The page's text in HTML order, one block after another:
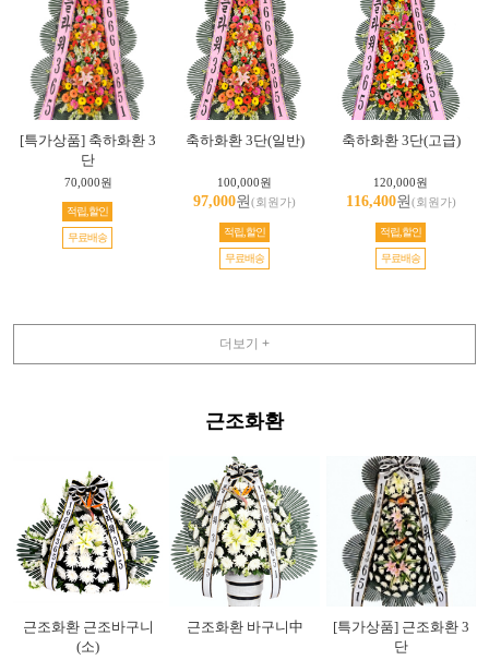
[특가상품] 축하화환 3
단
70,000원
적립,할인
무료배송
축하화환 3단(일반)
100,000원
97,000원(회원가)
적립,할인
무료배송
축하화환 3단(고급)
120,000원
116,400원(회원가)
적립,할인
무료배송
더보기 +
근조화환
근조화환 근조바구니
(소)
근조화환 바구니中
[특가상품] 근조화환 3
단